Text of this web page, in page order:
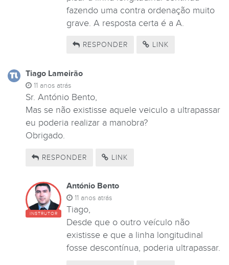
fazendo uma contra ordenação muito
grave. A resposta certa é a A.
RESPONDER LINK
Tiago Lameirão
11 anos atrás
Sr. António Bento,
Mas se não existisse aquele veiculo a ultrapassar
eu poderia realizar a manobra?
Obrigado.
RESPONDER LINK
INSTRUTOR
António Bento
11 anos atrás
Tiago,
Desde que o outro veículo não
existisse e que a linha longitudinal
fosse descontínua, poderia ultrapassar.